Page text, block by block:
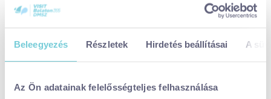
Beleegyezés Részletek Hirdetés beállításai A
Az Ön adatainak felelősségteljes felhasználása
✔️ Magabiztosabbá válni a vendégkapcsolatokban, akár nehéz
✔️ Professzionális kommunikációs technikákat elsajátítani az
hasznosítható a munkájukban.